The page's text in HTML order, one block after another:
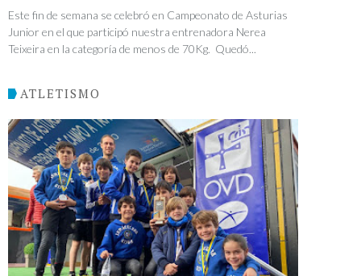
Este fin de semana se celebró en Campeonato de Asturias
Junior en el que participó nuestra entrenadora Nerea
Teixeira en la categoría de menos de 70Kg. Quedó...
ATLETISMO